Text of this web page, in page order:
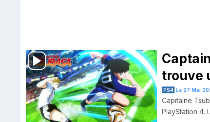
trouve
PS4 Le 27 Mai
Capitaine
PlayStation 4.